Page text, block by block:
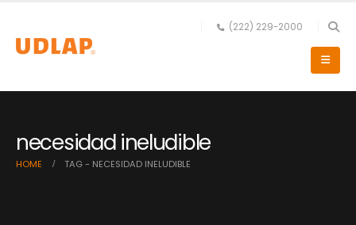
(222) 229-2000
necesidad ineludible
HOME TAG - NECESIDAD INELUDIBLE